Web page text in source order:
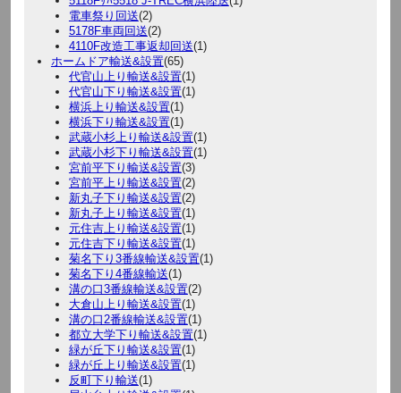
電車祭り回送(2)
5178F車両回送(2)
4110F改造工事返却回送(1)
ホームドア輸送&設置(65)
代官山上り輸送&設置(1)
代官山下り輸送&設置(1)
横浜上り輸送&設置(1)
横浜下り輸送&設置(1)
武蔵小杉上り輸送&設置(1)
武蔵小杉下り輸送&設置(1)
宮前平下り輸送&設置(3)
宮前平上り輸送&設置(2)
新丸子下り輸送&設置(2)
新丸子上り輸送&設置(1)
元住吉上り輸送&設置(1)
元住吉下り輸送&設置(1)
菊名下り3番線輸送&設置(1)
菊名下り4番線輸送(1)
溝の口3番線輸送&設置(2)
大倉山上り輸送&設置(1)
溝の口2番線輸送&設置(1)
都立大学下り輸送&設置(1)
緑が丘下り輸送&設置(1)
緑が丘上り輸送&設置(1)
反町下り輸送(1)